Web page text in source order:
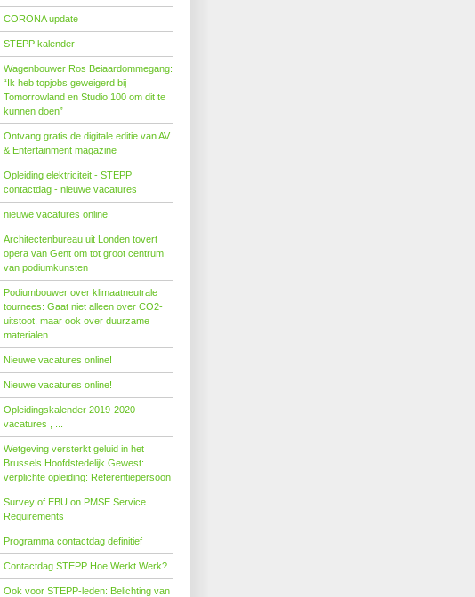
CORONA update
STEPP kalender
Wagenbouwer Ros Beiaardommegang:
“Ik heb topjobs geweigerd bij
Tomorrowland en Studio 100 om dit te
kunnen doen”
Ontvang gratis de digitale editie van AV
& Entertainment magazine
Opleiding elektriciteit - STEPP
contactdag - nieuwe vacatures
nieuwe vacatures online
Architectenbureau uit Londen tovert
opera van Gent om tot groot centrum
van podiumkunsten
Podiumbouwer over klimaatneutrale
tournees: Gaat niet alleen over CO2-
uitstoot, maar ook over duurzame
materialen
Nieuwe vacatures online!
Nieuwe vacatures online!
Opleidingskalender 2019-2020 -
vacatures , ...
Wetgeving versterkt geluid in het
Brussels Hoofdstedelijk Gewest:
verplichte opleiding: Referentiepersoon
Survey of EBU on PMSE Service
Requirements
Programma contactdag definitief
Contactdag STEPP Hoe Werkt Werk?
Ook voor STEPP-leden: Belichting van